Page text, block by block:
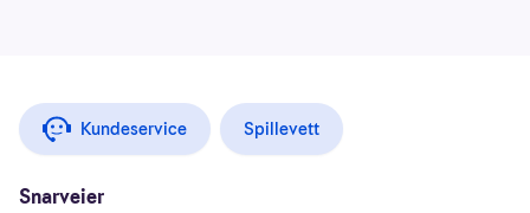
Kundeservice Spillevett
Snarveier